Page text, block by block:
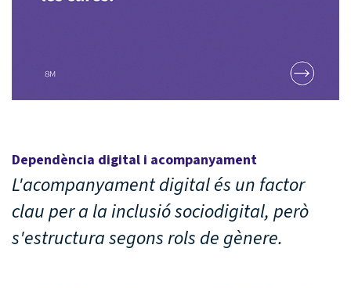
Dependència digital i acompanyament
L'acompanyament digital és un factor
clau per a la inclusió sociodigital, però
s'estructura segons rols de gènere.